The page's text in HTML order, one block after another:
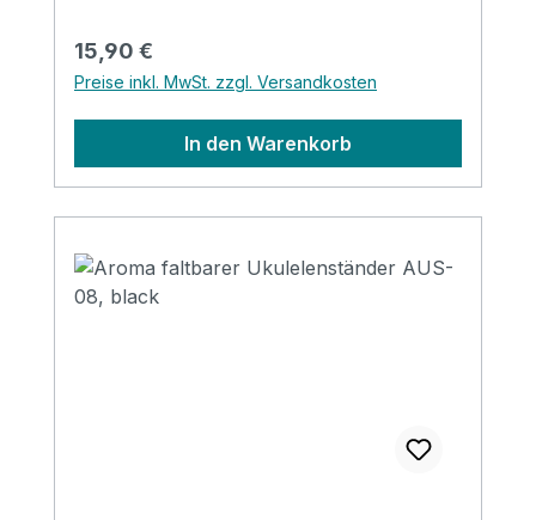
Regulärer Preis:
15,90 €
Preise inkl. MwSt. zzgl. Versandkosten
In den Warenkorb